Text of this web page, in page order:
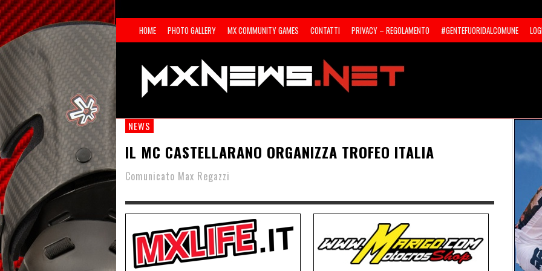
HOME PHOTO GALLERY MX COMMUNITY GAMES CONTATTI PRIVACY – REGOLAMENTO #GENTEFUORIDALCOMUNE
NEWS
IL MC CASTELLARANO ORGANIZZA TROFEO ITALIA
Comunicato Max Regazzi